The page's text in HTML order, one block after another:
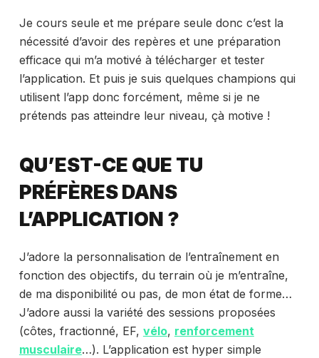
Je cours seule et me prépare seule donc c’est la
nécessité d’avoir des repères et une préparation
efficace qui m’a motivé à télécharger et tester
l’application. Et puis je suis quelques champions qui
utilisent l’app donc forcément, même si je ne
prétends pas atteindre leur niveau, çà motive !
QU’EST-CE QUE TU
PRÉFÈRES DANS
L’APPLICATION ?
J’adore la personnalisation de l’entraînement en
fonction des objectifs, du terrain où je m’entraîne,
de ma disponibilité ou pas, de mon état de forme…
J’adore aussi la variété des sessions proposées
(côtes, fractionné, EF, vélo, renforcement
musculaire…). L’application est hyper simple